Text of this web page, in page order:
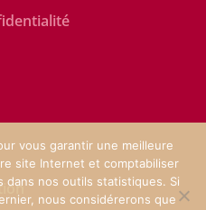
vous garantir une meilleure
site Internet et comptabiliser
dans nos outils statistiques. Si
nous considérerons que